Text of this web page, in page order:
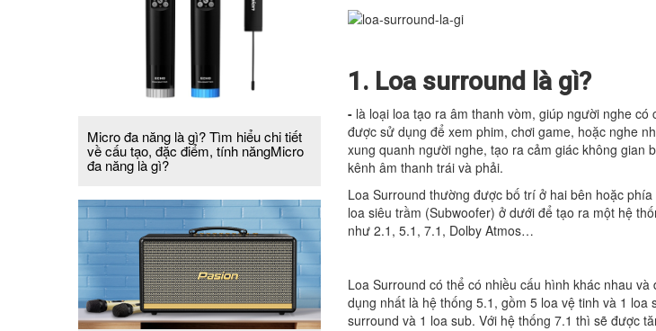
Micro đa năng là gì? Tìm hiểu chi tiết
về cấu tạo, đặc điểm, tính năngMicro
đa năng là gì?
1. Loa surround là gì?
- là loại loa tạo ra âm thanh vòm, giúp người nghe
được sử dụng để xem phim, chơi game, hoặc nghe
xung quanh người nghe, tạo ra cảm giác không gian
kênh âm thanh trái và phải.
Loa Surround thường được bố trí ở hai bên hoặc
loa siêu trầm (Subwoofer) ở dưới để tạo ra một hệ
như 2.1, 5.1, 7.1, Dolby Atmos…
Loa Surround có thể có nhiều cấu hình khác nhau
dụng nhất là hệ thống 5.1, gồm 5 loa vệ tinh và 1
surround và 1 loa sub. Với hệ thống 7.1 thì sẽ được